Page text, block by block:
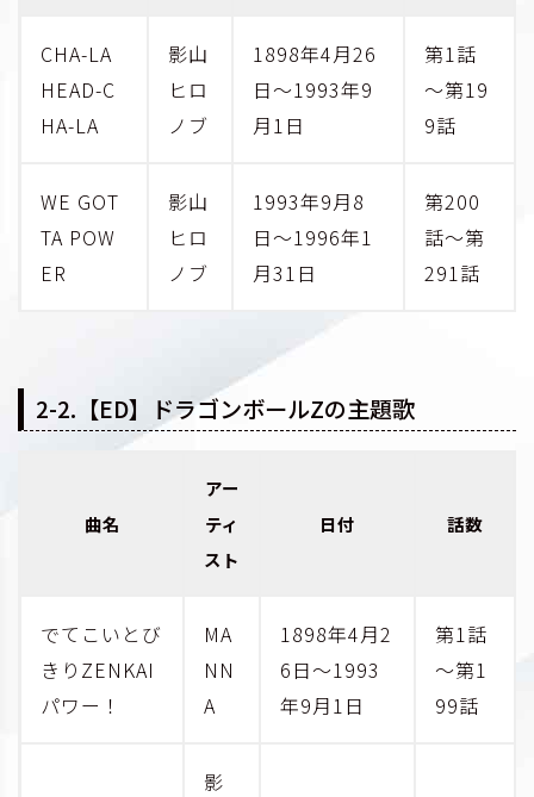
CHA-LA
HEAD-C
HA-LA
影山
ヒロ
ノブ
1898年4月26
日～1993年9
月1日
第1話
～第19
9話
WE GOT
TA POW
ER
影山
ヒロ
ノブ
1993年9月8
日～1996年1
月31日
第200
話～第
291話
2-2.【ED】ドラゴンボールZの主題歌
曲名
アー
ティ
スト
日付 話数
でてこいとび
きりZENKAI
パワー！
MA
NN
A
1898年4月2
6日～1993
年9月1日
第1話
～第1
99話
影